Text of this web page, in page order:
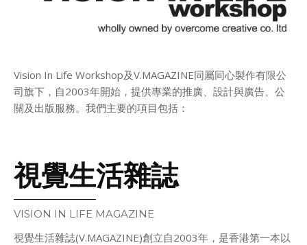
Vision In Life Workshop及V.MAGAZINE同屬同心製作有限公
司旗下，自2003年開始，提供專業的推廣、設計與廣告、公
關及出版服務。我們主要的項目包括：
視覺生活雜誌
VISION IN LIFE MAGAZINE
視覺生活雜誌(V.MAGAZINE)創立自2003年，是香港第一本以